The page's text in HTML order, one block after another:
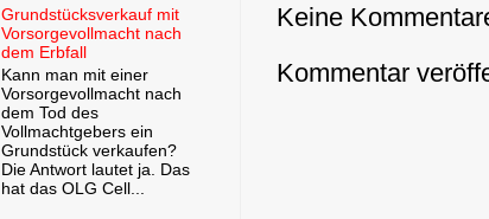
Keine
Kommentar
Grundstücksverkauf mit
Vorsorgevollmacht nach
dem Erbfall
Kann man mit einer
Vorsorgevollmacht nach
dem Tod des
Vollmachtgebers ein
Grundstück verkaufen?
Die Antwort lautet ja. Das
hat das OLG Cell...